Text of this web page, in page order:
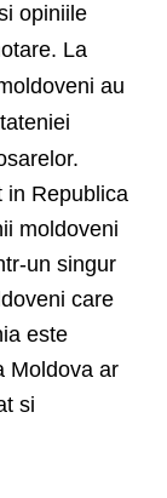
opiniile
La
au
in Republica
moldoveni
un singur
care
este
Moldova ar
si